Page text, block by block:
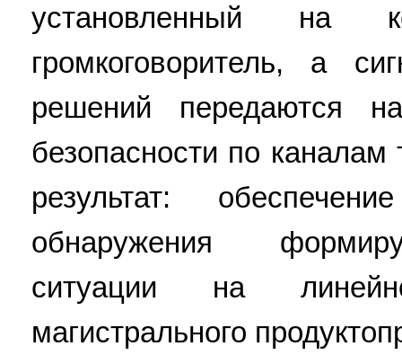
установленный на
громкоговоритель, а
решений передаются
безопасности по каналам
результат:
обнаружения
ситуации на
магистрального